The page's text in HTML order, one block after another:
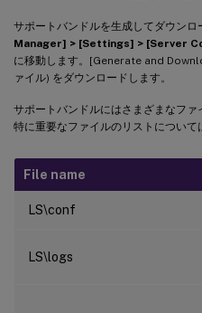
サポートバンドルを生成してダウンロ
Manager] > [Settings] > [Server
に移動します。[Generate and
ァイル) をダウンロードします。
サポートバンドルにはさまざまなフ
特に重要なファイルのリストについて
File name
LS\conf
LS\logs